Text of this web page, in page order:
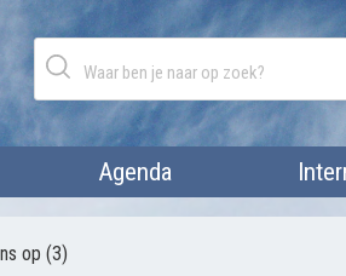
Agenda
op (3)